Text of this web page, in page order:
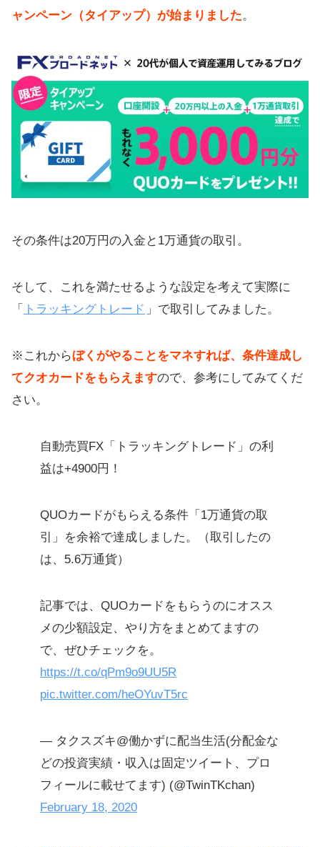
ャンペーン（タイアップ）が始まりました。
その条件は20万円の入金と1万通貨の取引。
そして、これを満たせるような設定を考えて実際に
「
トラッキングトレード 」で取引してみました。
※これからぼくがやることをマネすれば、条件達成し
てクオカードをもらえますので、参考にしてみてくだ
さい。
自動売買FX「トラッキングトレード」の利
益は+4900円！
QUOカードがもらえる条件「1万通貨の取
引」を余裕で達成しました。（取引したの
は、5.6万通貨）
記事では、QUOカードをもらうのにオスス
メの少額設定、やり方をまとめてますの
で、ぜひチェックを。
https://t.co/qPm9o9UU5R
pic.twitter.com/heOYuvT5rc
— タクスズキ@働かずに配当生活(分配金な
どの投資実績・収入は固定ツイート、プロ
フィールに載せてます) (@TwinTKchan)
February 18, 2020